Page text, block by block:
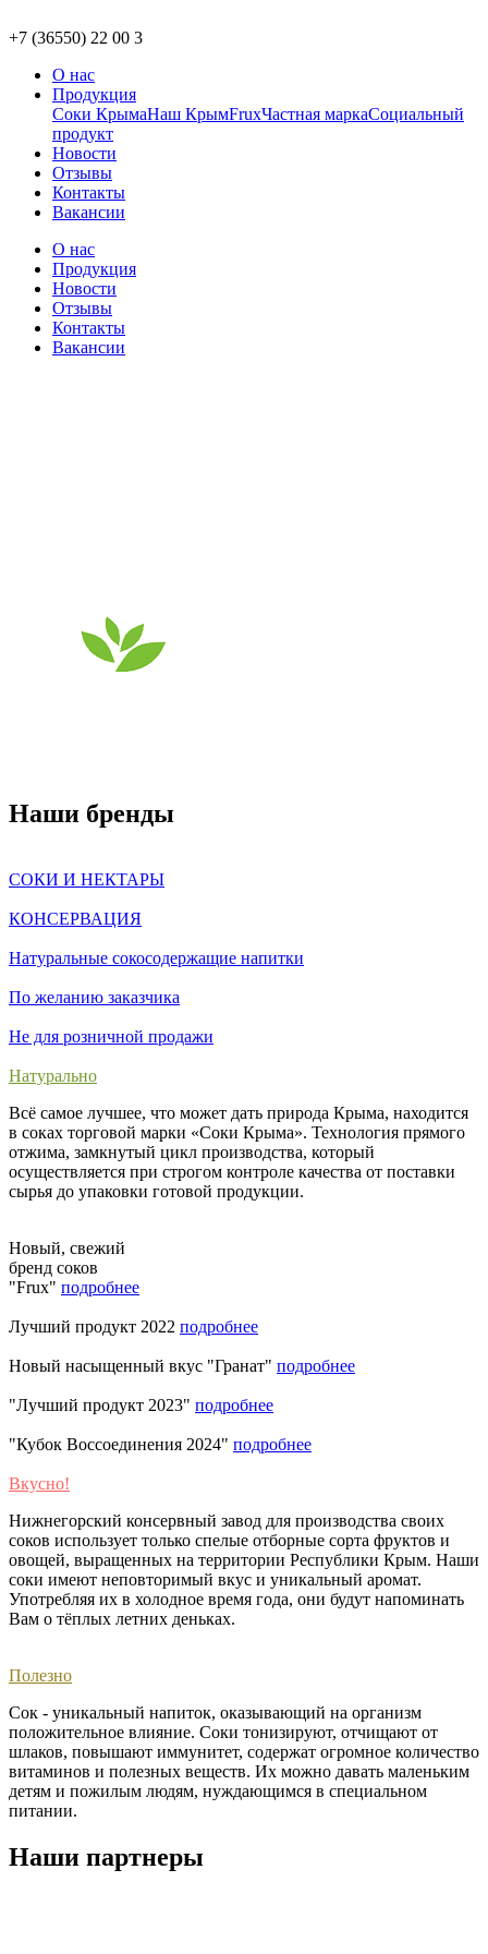
+7 (36550) 22 00 3
О нас
Продукция
Соки КрымаНаш КрымFruxЧастная маркаСоциальный
продукт
Новости
Отзывы
Контакты
Вакансии
О нас
Продукция
Новости
Отзывы
Контакты
Вакансии
Наши бренды
СОКИ И НЕКТАРЫ
КОНСЕРВАЦИЯ
Натуральные сокосодержащие напитки
По желанию заказчика
Не для розничной продажи
Натурально
Всё самое лучшее, что может дать природа Крыма, находится
в соках торговой марки «Соки Крыма». Технология прямого
отжима, замкнутый цикл производства, который
осуществляется при строгом контроле качества от поставки
сырья до упаковки готовой продукции.
Новый, свежий
бренд соков
"Frux" подробнее
Лучший продукт 2022 подробнее
Новый насыщенный вкус "Гранат" подробнее
"Лучший продукт 2023" подробнее
"Кубок Воссоединения 2024" подробнее
Вкусно!
Нижнегорский консервный завод для производства своих
соков использует только спелые отборные сорта фруктов и
овощей, выращенных на территории Республики Крым. Наши
соки имеют неповторимый вкус и уникальный аромат.
Употребляя их в холодное время года, они будут напоминать
Вам о тёплых летних деньках. ​
Полезно
Сок - уникальный напиток, оказывающий на организм
положительное влияние. Соки тонизируют, отчищают от
шлаков, повышают иммунитет, содержат огромное количество
витаминов и полезных веществ. Их можно давать маленьким
детям и пожилым людям, нуждающимся в специальном
питании.
Наши партнеры